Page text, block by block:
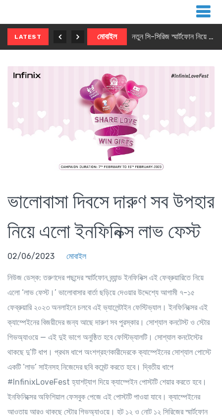
LATEST মোবাইল নতুন সি-সিরিজ স্মার্টফোন নিয়ে আসছে রিয়েলমি
ভালোবাসা দিবসে দারুণ সব উপহার
নিয়ে এলো ইনফিনিক্স লাভ ফেস্ট
02/06/2023 মোবাইল
নিউজ ডেস্ক: তরুণদের পছন্দের স্মার্টফোন ব্র্যান্ড ইনফিনিক্স এই ফেব্রুয়ারিতে নিয়ে
এলো ‘লাভ ফেস্ট।’ ভালোবাসার বার্তা ছড়িয়ে দেওয়ার উদ্দেশ্যে আগামী ৭-১৫
ফেব্রুয়ারি ২০২৩ অনলাইনে চলবে এই ভ্যালেন্টাইন ফেস্টিভ্যাল। ইনফিনিক্সের এই
ক্যাম্পেইনের বিজয়ীদের জন্য আছে দারুণ সব পুরস্কার। সোশ্যাল কনটেস্ট ও স্টোর
গিভঅ্যাওয়ে — এই দুই ভাগে অনুষ্ঠিত হবে ফেস্টিভ্যালটি। সোশ্যাল কনটেস্টের
থাকছে দু’টি ধাপ। প্রথম ধাপে অংশগ্রহণকারীদেরকে ক্যাম্পেইনের সোশ্যাল পোস্টে
একটি ‘লাভ’ সাইনসহ নিজেদের ছবি কমেন্ট করতে হবে। দ্বিতীয় ধাপে
#InfinixLoveFest হ্যাশট্যাগ দিয়ে ক্যাম্পেইন পোস্টটি শেয়ার করতে হবে।
ইনফিনিক্সের অফিশিয়াল ফেসবুক পেজে এই পোস্টটি পাওয়া যাবে। ক্যাম্পেইনের
আওতায় আরও থাকছে স্টোর গিভঅ্যাওয়ে। হট ১২ ও নোট ১২ সিরিজের স্মার্টফোন